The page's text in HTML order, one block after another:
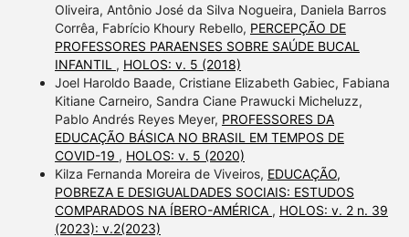
Oliveira, Antônio José da Silva Nogueira, Daniela Barros
Corrêa, Fabrício Khoury Rebello, PERCEPÇÃO DE
PROFESSORES PARAENSES SOBRE SAÚDE BUCAL
INFANTIL , HOLOS: v. 5 (2018)
Joel Haroldo Baade, Cristiane Elizabeth Gabiec, Fabiana
Kitiane Carneiro, Sandra Ciane Prawucki Micheluzz,
Pablo Andrés Reyes Meyer, PROFESSORES DA
EDUCAÇÃO BÁSICA NO BRASIL EM TEMPOS DE
COVID-19 , HOLOS: v. 5 (2020)
Kilza Fernanda Moreira de Viveiros, EDUCAÇÃO,
POBREZA E DESIGUALDADES SOCIAIS: ESTUDOS
COMPARADOS NA ÍBERO-AMÉRICA , HOLOS: v. 2 n. 39
(2023): v.2(2023)